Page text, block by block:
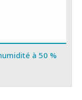
à 50 %